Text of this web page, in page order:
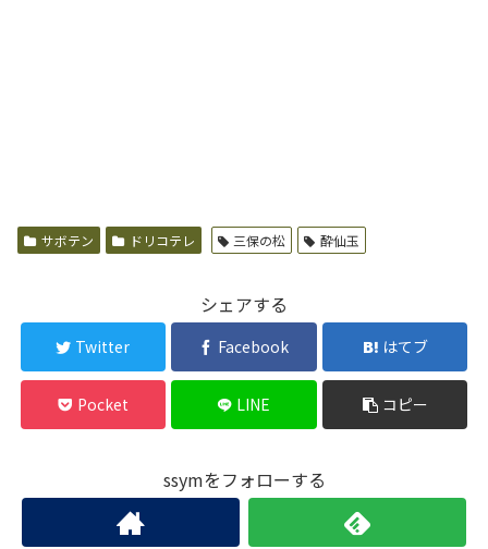
サボテン ドリコテレ 三保の松 酔仙玉
シェアする
Twitter Facebook はてブ
Pocket LINE コピー
ssymをフォローする